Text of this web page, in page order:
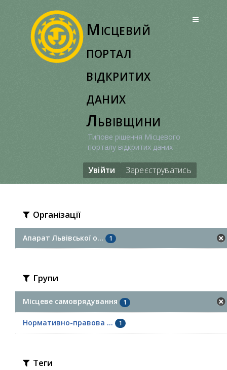
Місцевий
портал
відкритих
даних
Львівщини
Типове рішення Місцевого
порталу відкритих даних
Увійти Зареєструватись
Організації
Апарат Львівської о... 1
Групи
Місцеве самоврядування 1
Нормативно-правова ... 1
Теги